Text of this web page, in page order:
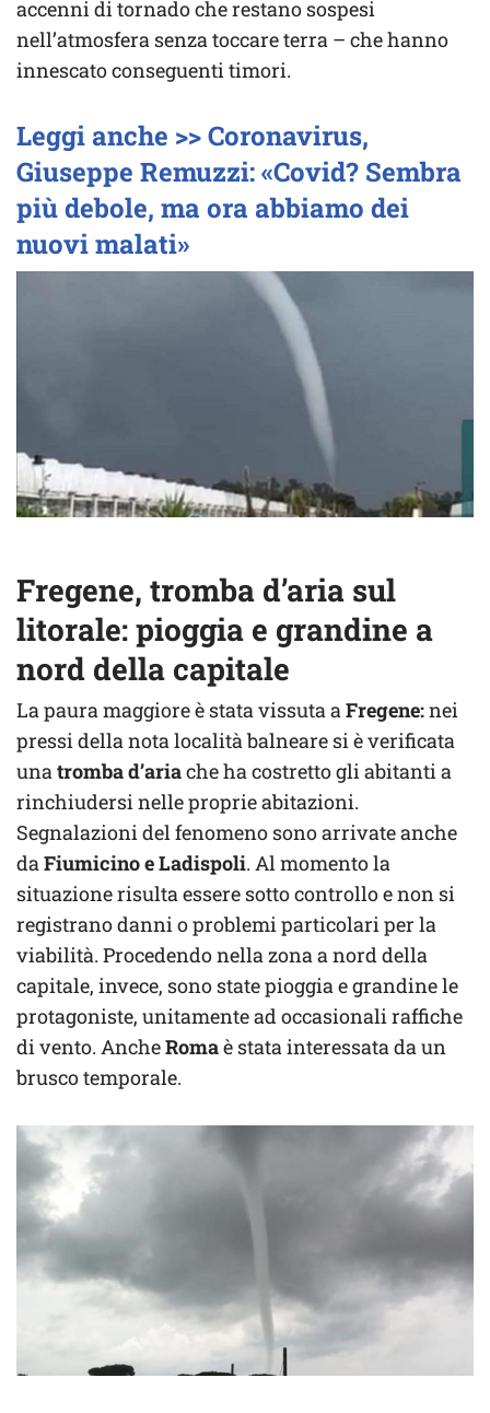
accenni di tornado che restano sospesi
nell’atmosfera senza toccare terra – che hanno
innescato conseguenti timori.
Leggi anche >> Coronavirus,
Giuseppe Remuzzi: «Covid? Sembra
più debole, ma ora abbiamo dei
nuovi malati»
Fregene, tromba d’aria sul
litorale: pioggia e grandine a
nord della capitale
La paura maggiore è stata vissuta aFregene:nei
pressi della nota località balneare si è verificata
unatromba d’ariache ha costretto gli abitanti a
rinchiudersi nelle proprie abitazioni.
Segnalazioni del fenomeno sono arrivate anche
daFiumicino e Ladispoli. Al momento la
situazione risulta essere sotto controllo e non si
registrano danni o problemi particolari per la
viabilità. Procedendo nella zona a nord della
capitale, invece, sono state pioggia e grandine le
protagoniste, unitamente ad occasionali raffiche
di vento. AncheRomaè stata interessata da un
brusco temporale.